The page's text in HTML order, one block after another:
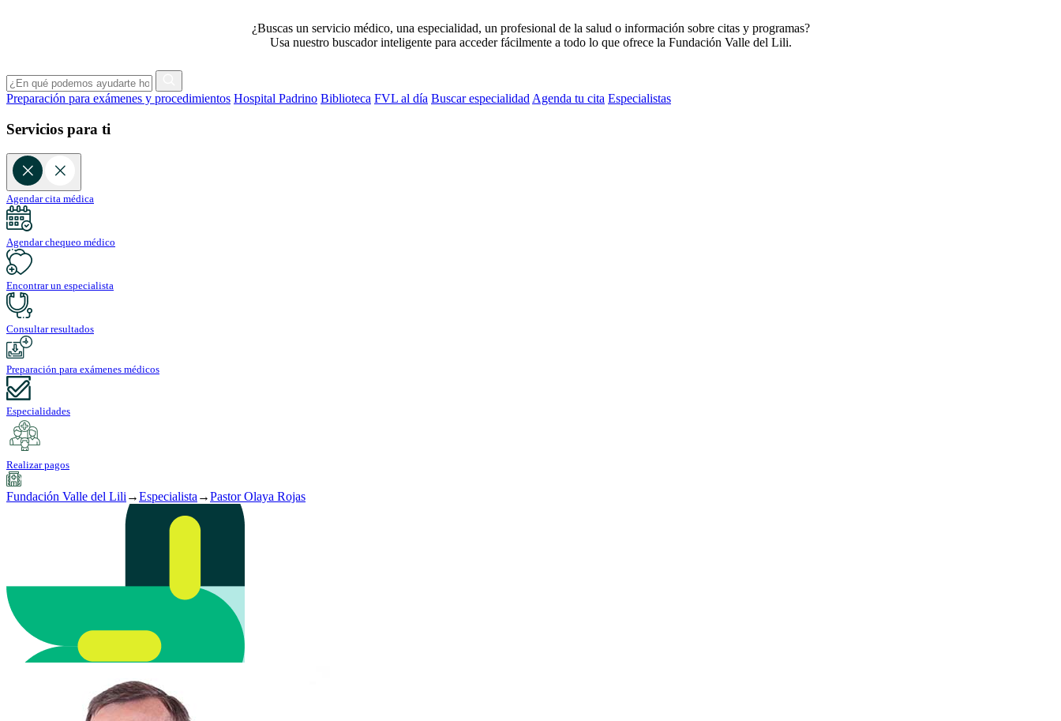
¿Buscas un servicio médico, una especialidad, un profesional de la salud o información sobre citas y programas?
Usa nuestro buscador inteligente para acceder fácilmente a todo lo que ofrece la Fundación Valle del Lili.
Preparación para exámenes y procedimientos Hospital Padrino Biblioteca FVL al día Buscar especialidad Agenda tu cita Especialistas
Servicios para ti
Agendar cita médica
Agendar chequeo médico
Encontrar un especialista
Consultar resultados
Preparación para exámenes médicos
Especialidades
Realizar pagos
Fundación Valle del Lili →Especialista →Pastor Olaya Rojas